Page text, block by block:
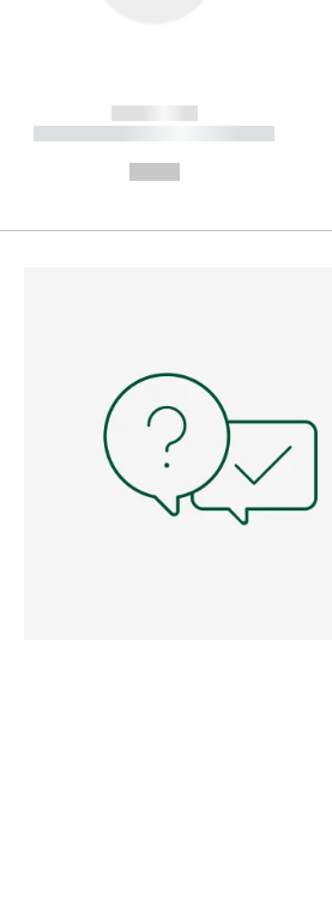
------------
----------- ----------- ----------